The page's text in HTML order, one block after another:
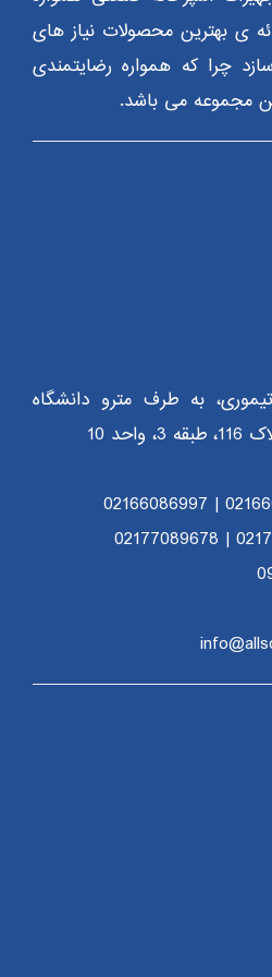
ی بهترین محصولات نیاز های
چرا که همواره رضایتمندی
مجموعه می باشد.
به طرف مترو دانشگاه
10
|
02166086997
|
02177089678